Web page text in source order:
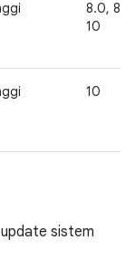
8.0, 8.1,
10
10
sistem